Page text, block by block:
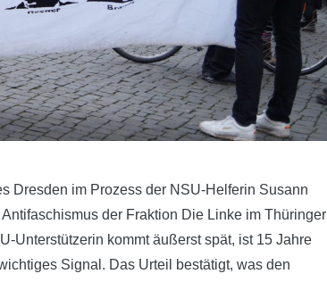
Dresden im Prozess der NSU-Helferin Susann
der Fraktion Die Linke im Thüringer
Unterstützerin kommt äußerst spät, ist 15 Jahre
Signal. Das Urteil bestätigt, was den